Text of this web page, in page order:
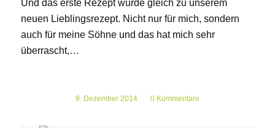
Und das erste Rezept wurde gleich zu unserem
neuen Lieblingsrezept. Nicht nur für mich, sondern
auch für meine Söhne und das hat mich sehr
überrascht,…
9. Dezember 2014
/ 0 Kommentare